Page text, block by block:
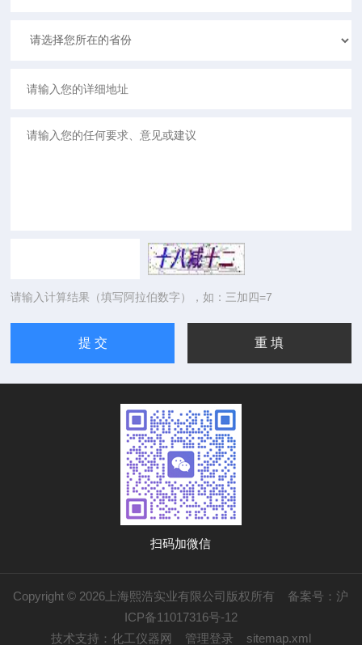
请输入计算结果（填写阿拉伯数字），如：三加四=7
扫码加微信
Copyright © 2026上海熙浩实业有限公司版权所有 备案号：沪
ICP备11017316号-12
技术支持： 化工仪器网 管理登录 sitemap.xml